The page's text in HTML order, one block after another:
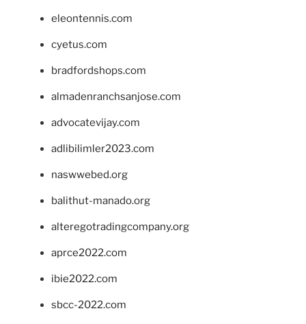
eleontennis.com
cyetus.com
bradfordshops.com
almadenranchsanjose.com
advocatevijay.com
adlibilimler2023.com
naswwebed.org
balithut-manado.org
alteregotradingcompany.org
aprce2022.com
ibie2022.com
sbcc-2022.com